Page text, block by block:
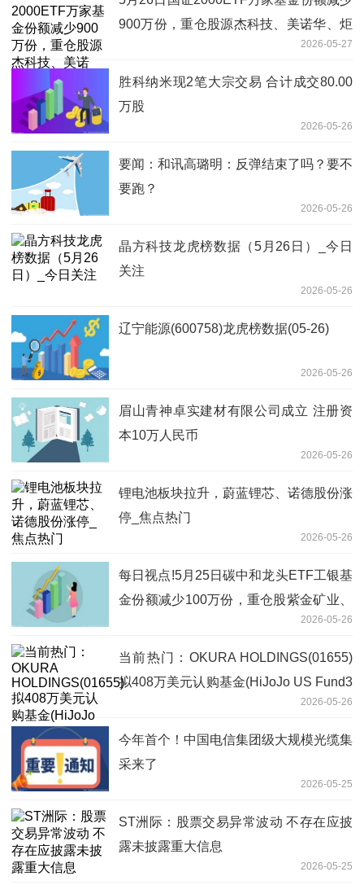
900万份，重仓股源杰科技、美诺华、炬
2026-05-27
胜科纳米现2笔大宗交易 合计成交80.00
万股
2026-05-26
要闻：和讯高璐明：反弹结束了吗？要不
要跑？
2026-05-26
晶方科技龙虎榜数据（5月26日）_今日
关注
2026-05-26
辽宁能源(600758)龙虎榜数据(05-26)
2026-05-26
眉山青神卓实建材有限公司成立 注册资
本10万人民币
2026-05-26
锂电池板块拉升，蔚蓝锂芯、诺德股份涨
停_焦点热门
2026-05-26
每日视点!5月25日碳中和龙头ETF工银基
金份额减少100万份，重仓股紫金矿业、
2026-05-26
当前热门：OKURA HOLDINGS(01655)
拟408万美元认购基金(HiJoJo US Fund3
2026-05-26
今年首个！中国电信集团级大规模光缆集
采来了
2026-05-25
ST洲际：股票交易异常波动 不存在应披
露未披露重大信息
2026-05-25